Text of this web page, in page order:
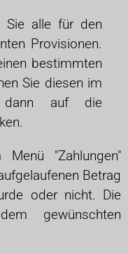
Sie alle für den
Provisionen.
bestimmten
Sie diesen im
dann auf die
"Zahlungen"
Betrag
oder nicht. Die
gewünschten